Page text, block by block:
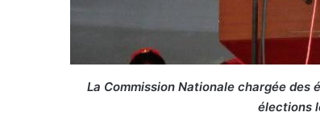
La Commission Nationale chargée
élections